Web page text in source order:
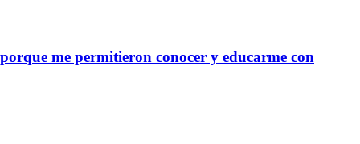
me permitieron conocer y educarme con